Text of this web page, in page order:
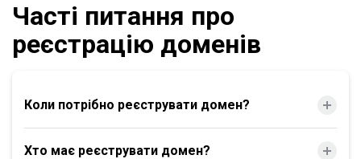
Часті питання про
реєстрацію доменів
Коли потрібно реєструвати домен?
Хто має реєструвати домен?